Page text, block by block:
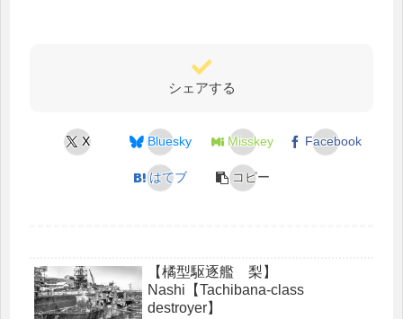
シェアする
X Bluesky Misskey Facebook
はてブ コピー
【橘型駆逐艦 梨】
Nashi【Tachibana-class
destroyer】